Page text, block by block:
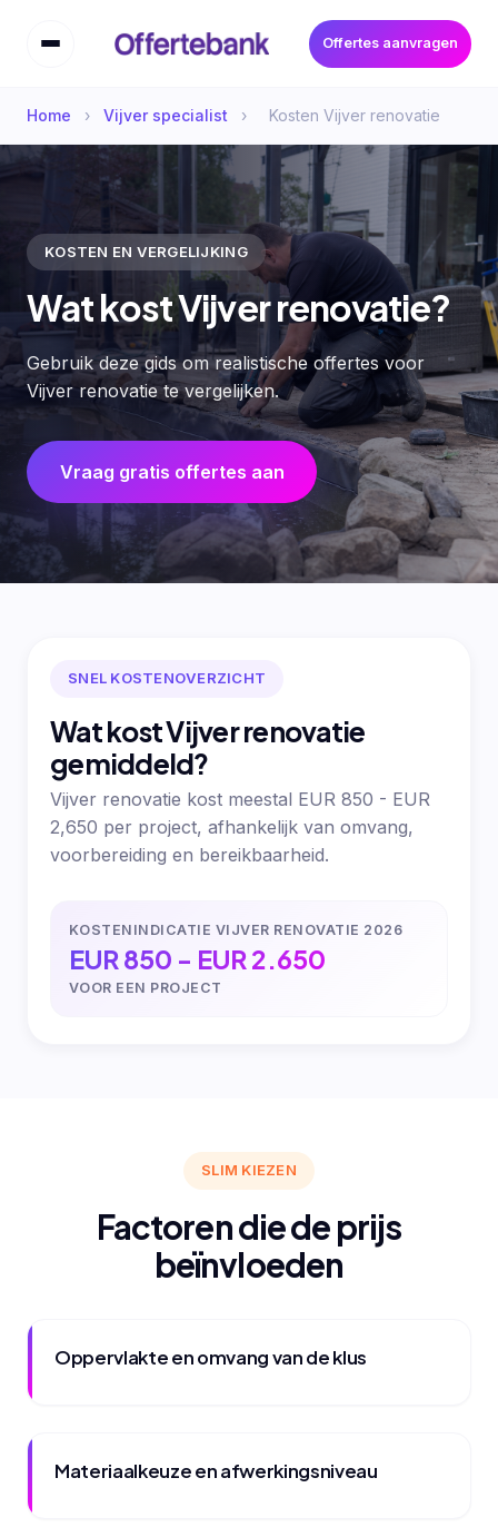
Offertes aanvragen
Home › Vijver specialist › Kosten Vijver renovatie
KOSTEN EN VERGELIJKING
Wat kost Vijver renovatie?
Gebruik deze gids om realistische offertes voor
Vijver renovatie te vergelijken.
Vraag gratis offertes aan
SNEL KOSTENOVERZICHT
Wat kost Vijver renovatie
gemiddeld?
Vijver renovatie kost meestal EUR 850 - EUR
2,650 per project, afhankelijk van omvang,
voorbereiding en bereikbaarheid.
KOSTENINDICATIE VIJVER RENOVATIE 2026
EUR 850 - EUR 2.650
VOOR EEN PROJECT
SLIM KIEZEN
Factoren die de prijs
beïnvloeden
Oppervlakte en omvang van de klus
Materiaalkeuze en afwerkingsniveau